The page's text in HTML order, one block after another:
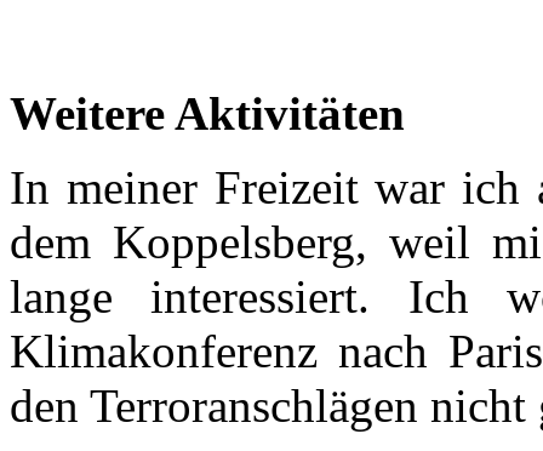
Weitere Aktivitäten
In meiner Freizeit war ich
dem Koppelsberg, weil
lange interessiert. Ich
Klimakonferenz nach
den Terroranschlägen